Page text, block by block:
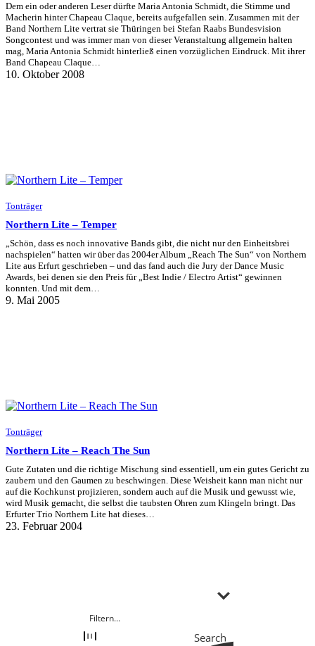
Dem ein oder anderen Leser dürfte Maria Antonia Schmidt, die Stimme und
Macherin hinter Chapeau Claque, bereits aufgefallen sein. Zusammen mit der
Band Northern Lite vertrat sie Thüringen bei Stefan Raabs Bundesvision
Songcontest und was immer man von dieser Veranstaltung allgemein halten
mag, Maria Antonia Schmidt hinterließ einen vorzüglichen Eindruck. Mit ihrer
Band Chapeau Claque…
10. Oktober 2008
Tonträger
Northern Lite – Temper
„Schön, dass es noch innovative Bands gibt, die nicht nur den Einheitsbrei
nachspielen“ hatten wir über das 2004er Album „Reach The Sun“ von Northern
Lite aus Erfurt geschrieben – und das fand auch die Jury der Dance Music
Awards, bei denen sie den Preis für „Best Indie / Electro Artist“ gewinnen
konnten. Und mit dem…
9. Mai 2005
Tonträger
Northern Lite – Reach The Sun
Gute Zutaten und die richtige Mischung sind essentiell, um ein gutes Gericht zu
zaubern und den Gaumen zu beschwingen. Diese Weisheit kann man nicht nur
auf die Kochkunst projizieren, sondern auch auf die Musik und gewusst wie,
wird Musik gemacht, die selbst die taubsten Ohren zum Klingeln bringt. Das
Erfurter Trio Northern Lite hat dieses…
23. Februar 2004
Search